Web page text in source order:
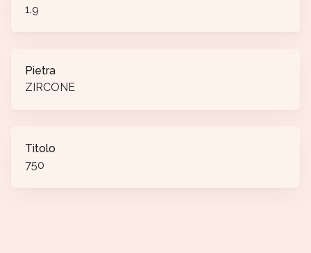
1.9
Pietra
ZIRCONE
Titolo
750